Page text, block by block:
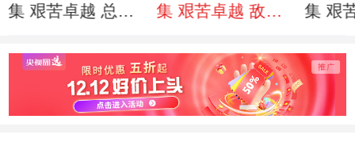
集 艰苦卓越 总部
怀坚守抗敌一线
集 艰苦卓越 敌后
过难关
集 艰
争是
制胜